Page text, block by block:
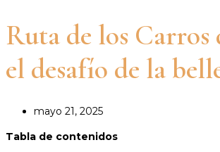
Ruta de los Carros
el desafío de la
mayo 21, 2025
Tabla de contenidos